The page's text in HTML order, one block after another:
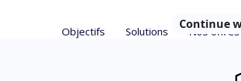
Objectifs Solutions Nos offres